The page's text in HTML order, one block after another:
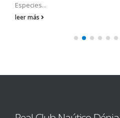
Especies...
leer más